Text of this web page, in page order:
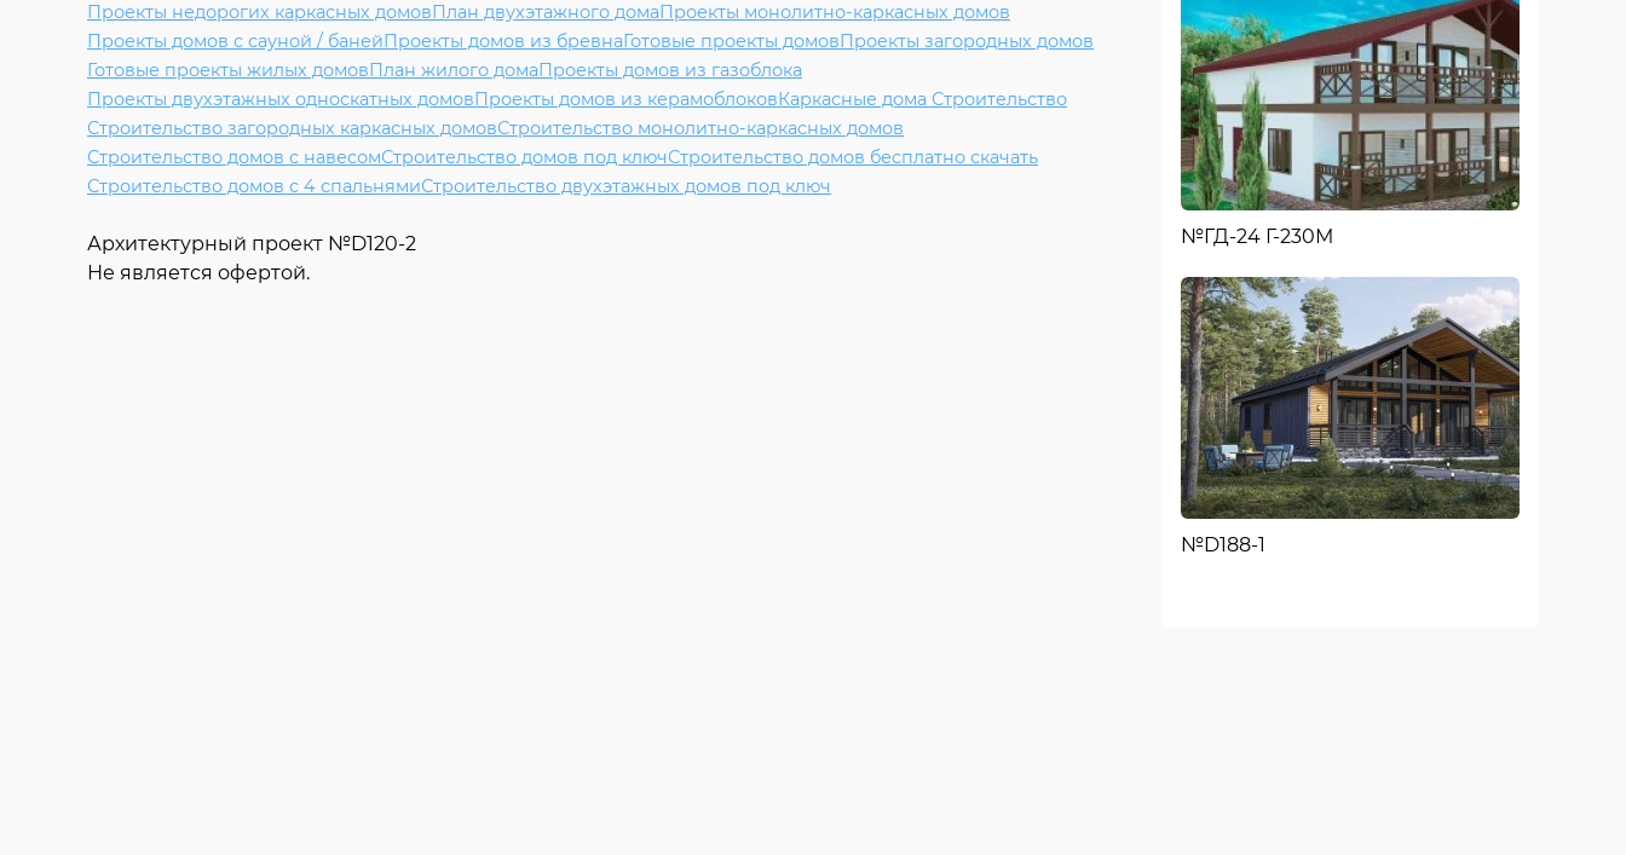
Проекты недорогих каркасных домовПлан двухэтажного домаПроекты монолитно-каркасных домов
Проекты домов с сауной / банейПроекты домов из бревнаГотовые проекты домовПроекты загородных домов
Готовые проекты жилых домовПлан жилого домаПроекты домов из газоблока
Проекты двухэтажных односкатных домовПроекты домов из керамоблоковКаркасные дома Строительство
Строительство загородных каркасных домовСтроительство монолитно-каркасных домов
Строительство домов с навесомСтроительство домов под ключСтроительство домов бесплатно скачать
Строительство домов с 4 спальнямиСтроительство двухэтажных домов под ключ
Архитектурный проект №D120-2
Не является офертой.
№ГД-24 Г-230М
№D188-1